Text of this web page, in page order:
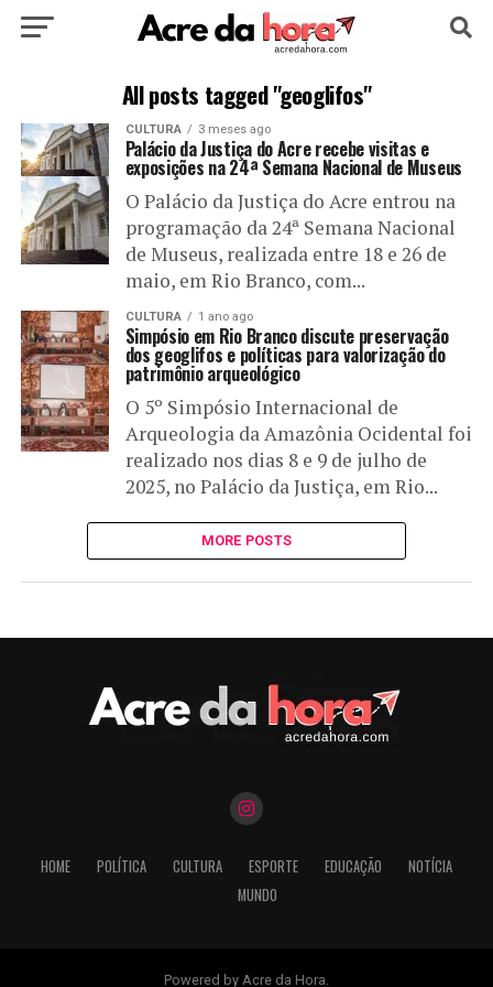
POLÍTICA CULTURA ESPORTE
EDUCAÇÃO NOTÍCIA MUNDO
All posts tagged "geoglifos"
CULTURA 3 meses ago
Palácio da Justiça do Acre recebe visitas e
exposições na 24ª Semana Nacional de Museus
O Palácio da Justiça do Acre entrou na
programação da 24ª Semana Nacional
de Museus, realizada entre 18 e 26 de
maio, em Rio Branco, com...
CULTURA 1 ano ago
Simpósio em Rio Branco discute preservação
dos geoglifos e políticas para valorização do
patrimônio arqueológico
O 5º Simpósio Internacional de
Arqueologia da Amazônia Ocidental foi
realizado nos dias 8 e 9 de julho de
2025, no Palácio da Justiça, em Rio...
MORE POSTS
HOME POLÍTICA CULTURA ESPORTE EDUCAÇÃO
NOTÍCIA
MUNDO
Powered by Acre da Hora.